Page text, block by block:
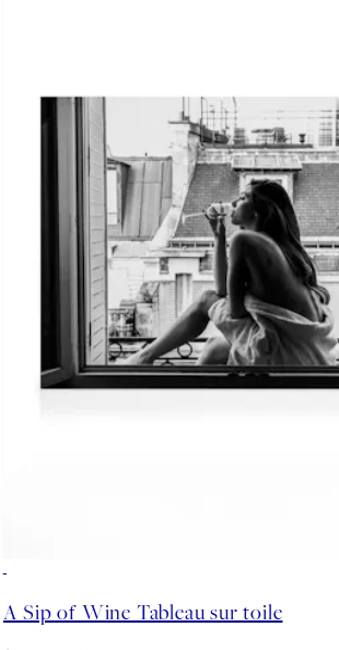
A Sip of Wine Tableau sur toile